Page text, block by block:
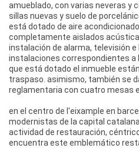
amueblado, con varias neveras y
sillas nuevas y suelo de
está dotado de aire
completamente aislados
instalación de alarma, televisión
instalaciones correspondientes a
que está dotado el inmueble
traspaso. asimismo, también se
reglamentaria con cuatro mesas
en el centro de l'eixample en
modernistas de la capital
actividad de restauración,
encuentra este emblemático